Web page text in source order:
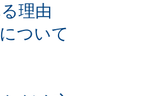
理由
ついて